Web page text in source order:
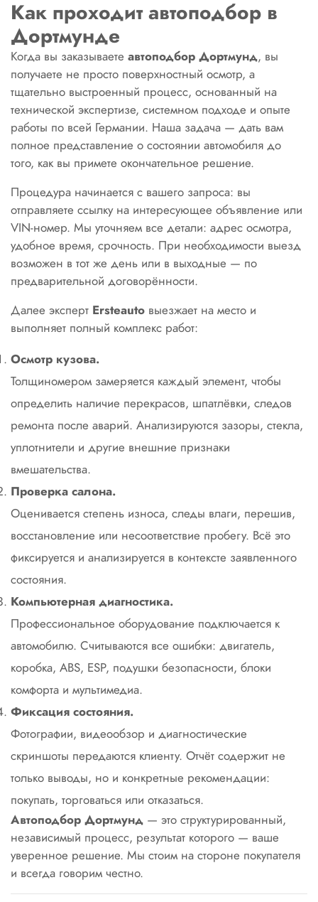
Как проходит автоподбор в
Дортмунде
Когда вы заказываете автоподбор Дортмунд, вы
получаете не просто поверхностный осмотр, а
тщательно выстроенный процесс, основанный на
технической экспертизе, системном подходе и опыте
работы по всей Германии. Наша задача — дать вам
полное представление о состоянии автомобиля до
того, как вы примете окончательное решение.
Процедура начинается с вашего запроса: вы
отправляете ссылку на интересующее объявление или
VIN-номер. Мы уточняем все детали: адрес осмотра,
удобное время, срочность. При необходимости выезд
возможен в тот же день или в выходные — по
предварительной договорённости.
Далее эксперт Ersteauto выезжает на место и
выполняет полный комплекс работ:
Осмотр кузова.
Толщиномером замеряется каждый элемент, чтобы
определить наличие перекрасов, шпатлёвки, следов
ремонта после аварий. Анализируются зазоры, стекла,
уплотнители и другие внешние признаки
вмешательства.
Проверка салона.
Оценивается степень износа, следы влаги, перешив,
восстановление или несоответствие пробегу. Всё это
фиксируется и анализируется в контексте заявленного
состояния.
Компьютерная диагностика.
Профессиональное оборудование подключается к
автомобилю. Считываются все ошибки: двигатель,
коробка, ABS, ESP, подушки безопасности, блоки
комфорта и мультимедиа.
Фиксация состояния.
Фотографии, видеообзор и диагностические
скриншоты передаются клиенту. Отчёт содержит не
только выводы, но и конкретные рекомендации:
покупать, торговаться или отказаться.
Автоподбор Дортмунд — это структурированный,
независимый процесс, результат которого — ваше
уверенное решение. Мы стоим на стороне покупателя
и всегда говорим честно.